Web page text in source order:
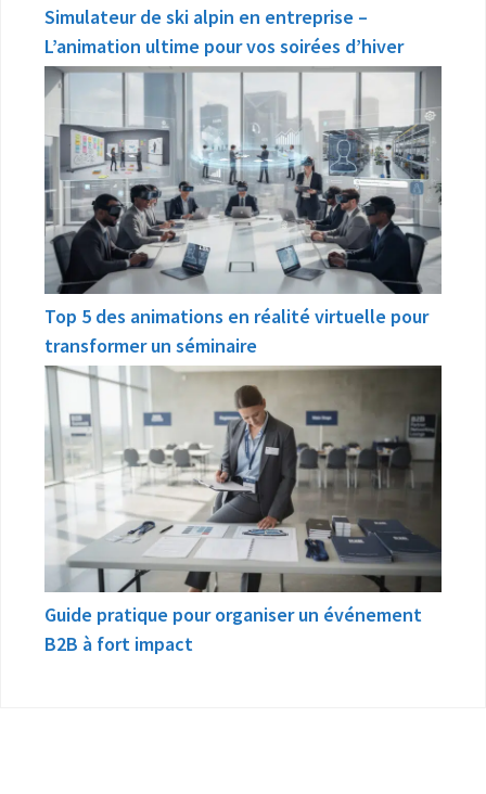
Simulateur de ski alpin en entreprise –
L’animation ultime pour vos soirées d’hiver
Top 5 des animations en réalité virtuelle pour
transformer un séminaire
Guide pratique pour organiser un événement
B2B à fort impact